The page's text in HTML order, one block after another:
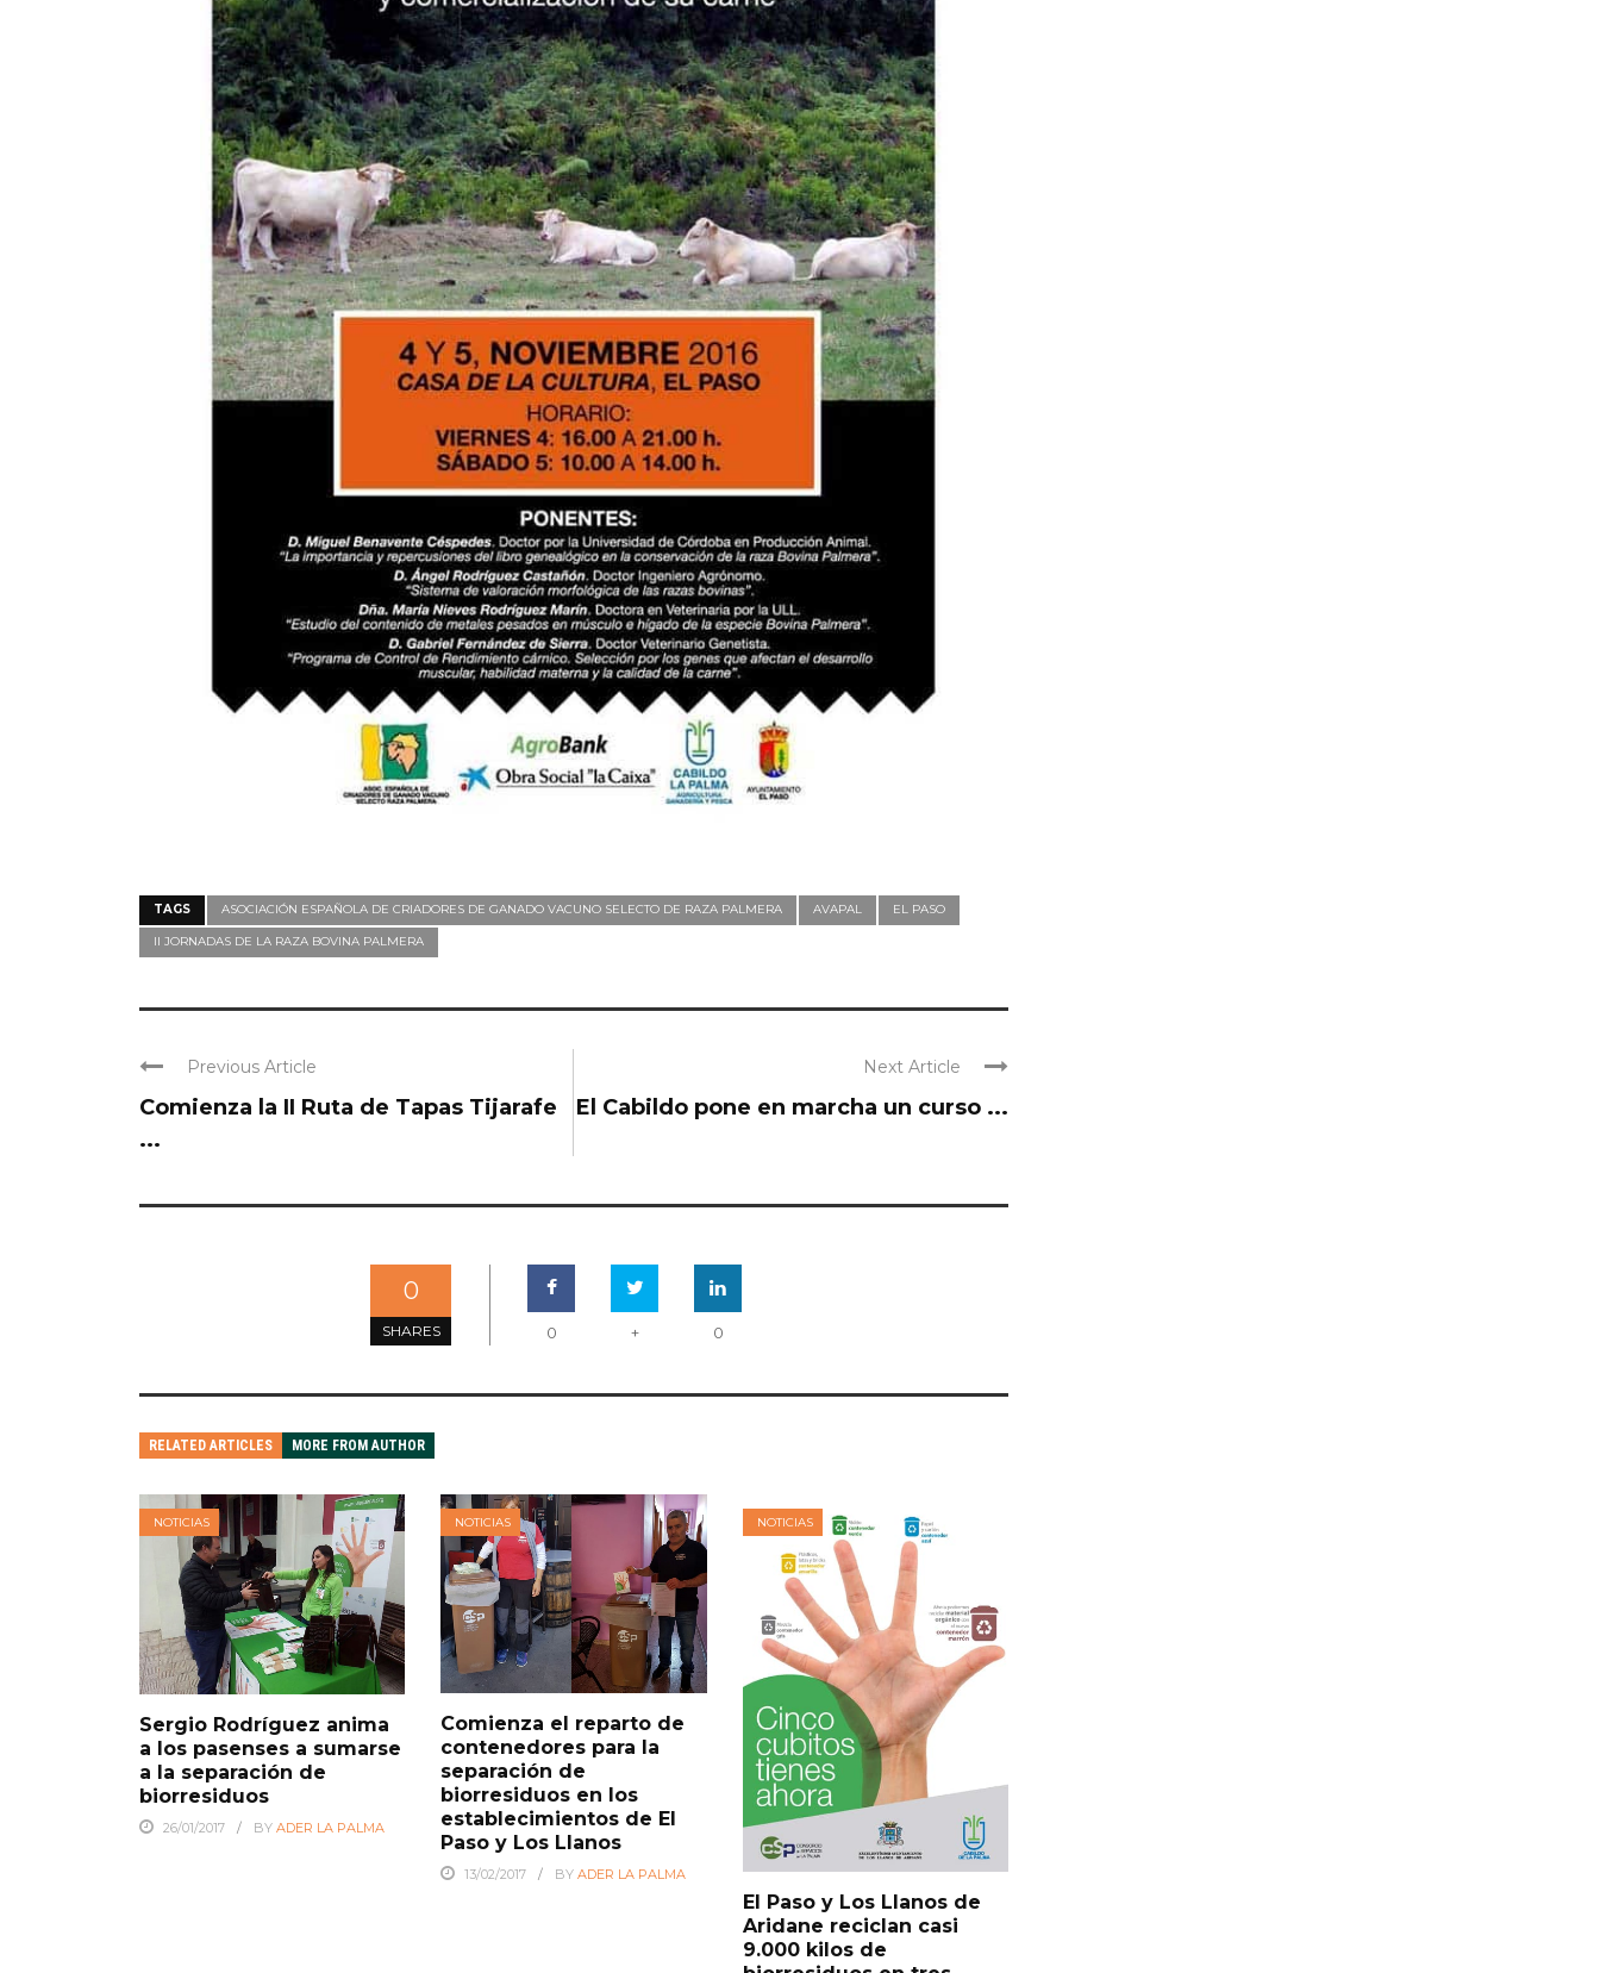
TAGS ASOCIACIÓN ESPAÑOLA DE CRIADORES DE GANADO VACUNO SELECTO DE RAZA PALMERA AVAPAL EL PASO
II JORNADAS DE LA RAZA BOVINA PALMERA
Previous Article
Comienza la II Ruta de Tapas Tijarafe
...
Next Article
El Cabildo pone en marcha un curso ...
0
SHARES 0 + 0
RELATED ARTICLES MORE FROM AUTHOR
NOTICIAS
Sergio Rodríguez anima
a los pasenses a sumarse
a la separación de
biorresiduos
26/01/2017 BY ADER LA PALMA
NOTICIAS
Comienza el reparto de
contenedores para la
separación de
biorresiduos en los
establecimientos de El
Paso y Los Llanos
13/02/2017 BYADER LA PALMA
NOTICIAS
El Paso y Los Llanos de
Aridane reciclan casi
9.000 kilos de